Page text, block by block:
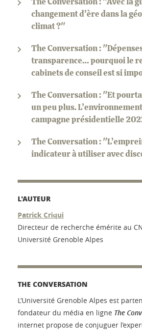
The Conversation : "Avec la
changement d’ère dans la
climat ?"
The Conversation :
transparence… pourquoi le
cabinets de conseil est si
The Conversation : "Et
un peu plus.
campagne présidentielle
The Conversation :
indicateur à utiliser avec
L'AUTEUR
Patrick Criqui
Directeur de recherche émérite au
Université Grenoble Alpes
THE CONVERSATION
L’Université Grenoble Alpes est
fondateur du média en ligne The
internet propose de conjuguer